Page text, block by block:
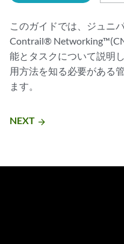
このガイドでは、ジュニ
Contrail®
能とタスクについて説明
用方法を知る必要がある
ます。
NEXT arrow_forward